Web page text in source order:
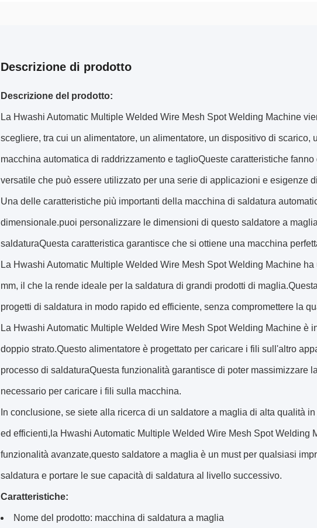
Descrizione di prodotto
Descrizione del prodotto:
La Hwashi Automatic Multiple Welded Wire Mesh Spot Welding Machine
scegliere, tra cui un alimentatore, un alimentatore, un dispositivo di scarico,
macchina automatica di raddrizzamento e taglioQueste caratteristiche
versatile che può essere utilizzato per una serie di applicazioni e esigenze
Una delle caratteristiche più importanti della macchina di saldatura
dimensionale.puoi personalizzare le dimensioni di questo saldatore a
saldaturaQuesta caratteristica garantisce che si ottiene una macchina
La Hwashi Automatic Multiple Welded Wire Mesh Spot Welding Machine
mm, il che la rende ideale per la saldatura di grandi prodotti di
progetti di saldatura in modo rapido ed efficiente, senza compromettere la
La Hwashi Automatic Multiple Welded Wire Mesh Spot Welding Machine è
doppio strato.Questo alimentatore è progettato per caricare i fili sull'altro
processo di saldaturaQuesta funzionalità garantisce di poter massimizzare
necessario per caricare i fili sulla macchina.
In conclusione, se siete alla ricerca di un saldatore a maglia di alta qualità
ed efficienti,la Hwashi Automatic Multiple Welded Wire Mesh Spot Welding
funzionalità avanzate,questo saldatore a maglia è un must per qualsiasi
saldatura e portare le sue capacità di saldatura al livello successivo.
Caratteristiche:
Nome del prodotto: macchina di saldatura a maglia